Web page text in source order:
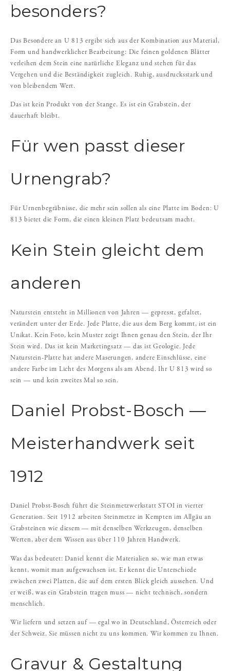
besonders?
Das Besondere an U 813 ergibt sich aus der Kombination aus Material,
Form und handwerklicher Bearbeitung: Die feinen goldenen Blätter
verleihen dem Stein eine natürliche Eleganz und stehen für das
Vergehen und die Beständigkeit zugleich. Ruhig, ausdrucksstark und
von bleibendem Wert.
Das ist kein Produkt von der Stange. Es ist ein Grabstein, der
dauerhaft bleibt.
Für wen passt dieser
Urnengrab?
Für Urnenbegräbnisse, die mehr sein sollen als eine Platte im Boden: U
813 bietet die Form, die einen kleinen Platz bedeutsam macht.
Kein Stein gleicht dem
anderen
Naturstein entsteht in Millionen von Jahren — gepresst, gefaltet,
verändert unter der Erde. Jede Platte, die aus dem Berg kommt, ist ein
Unikat. Kein Foto, kein Muster zeigt Ihnen genau den Stein, der Ihr
Stein wird. Das ist kein Marketingsatz — das ist Geologie. Jede
Naturstein-Platte hat andere Maserungen, andere Einschlüsse, eine
andere Farbe im Licht des Morgens als am Abend. Ihr U 813 wird so
sein — und kein zweites Mal so sein.
Daniel Probst-Bosch —
Meisterhandwerk seit
1912
Daniel Probst-Bosch führt die Steinmetzwerkstatt STOI in vierter
Generation. Seit 1912 arbeiten Steinmetze in Kempten im Allgäu an
Grabsteinen wie diesem — mit denselben Werkzeugen, denselben
Werten, aber dem Wissen aus über 110 Jahren Handwerk.
Was das bedeutet: Daniel kennt die Materialien so, wie man etwas
kennt, womit man aufgewachsen ist. Er kennt die Unterschiede
zwischen zwei Platten, die auf dem ersten Blick gleich aussehen. Und
er weiß, was ein Grabstein tragen muss — nicht technisch, sondern
menschlich.
Wir liefern und setzen auf — egal wo in Deutschland, Österreich oder
der Schweiz. Sie müssen nicht zu uns kommen. Wir kommen zu Ihnen.
Gravur & Gestaltung